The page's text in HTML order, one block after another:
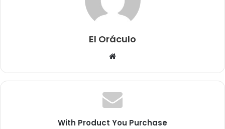
El Oráculo
Sitio
With Product You Purchase